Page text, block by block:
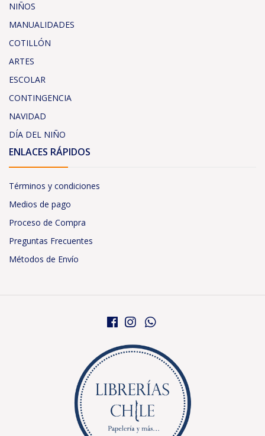
NIÑOS
MANUALIDADES
COTILLÓN
ARTES
ESCOLAR
CONTINGENCIA
NAVIDAD
DÍA DEL NIÑO
ENLACES RÁPIDOS
Términos y condiciones
Medios de pago
Proceso de Compra
Preguntas Frecuentes
Métodos de Envío